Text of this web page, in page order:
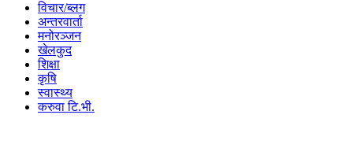
विचार/ब्लग
अन्तरवार्ता
मनोरञ्जन
खेलकुद
शिक्षा
कृषि
स्वास्थ्य
करुवा टि.भी.